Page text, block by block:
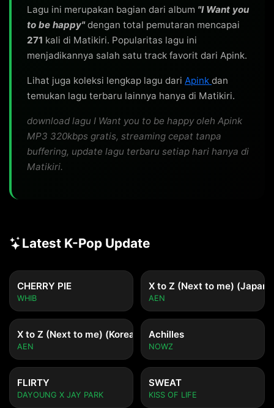
Lagu ini merupakan bagian dari album "I Want you
to be happy"dengan total pemutaran mencapai
271 kali di Matikiri. Popularitas lagu ini
menjadikannya salah satu track favorit dari Apink.
Lihat juga koleksi lengkap lagu dari Apink dan
temukan lagu terbaru lainnya hanya di Matikiri.
download lagu I Want you to be happy oleh Apink
MP3 320kbps gratis, streaming cepat tanpa
buffering, update lagu terbaru setiap hari hanya di
Matikiri.
Latest K-Pop Update
CHERRY PIE
WHIB
X to Z (Next to me)
AEN
X to Z (Next to me) (Korean ver.)
AEN
Achilles
NOWZ
FLIRTY
DAYOUNG X JAY PARK
SWEAT
KISS OF LIFE